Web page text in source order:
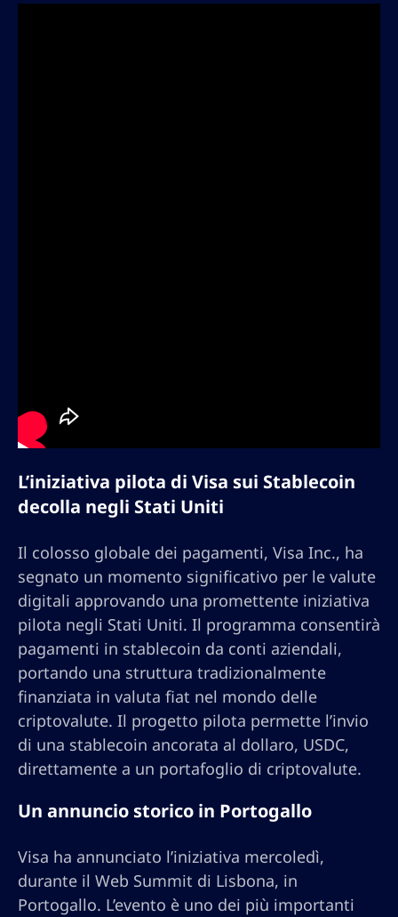
L’iniziativa pilota di Visa sui Stablecoin
decolla negli Stati Uniti
Il colosso globale dei pagamenti, Visa Inc., ha
segnato un momento significativo per le valute
digitali approvando una promettente iniziativa
pilota negli Stati Uniti. Il programma consentirà
pagamenti in stablecoin da conti aziendali,
portando una struttura tradizionalmente
finanziata in valuta fiat nel mondo delle
criptovalute. Il progetto pilota permette l’invio
di una stablecoin ancorata al dollaro, USDC,
direttamente a un portafoglio di criptovalute.
Un annuncio storico in Portogallo
Visa ha annunciato l’iniziativa mercoledì,
durante il Web Summit di Lisbona, in
Portogallo. L’evento è uno dei più importanti